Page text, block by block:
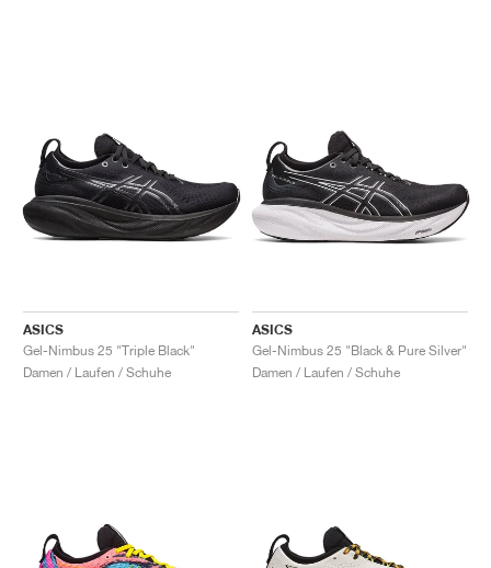
ASICS
Gel-Nimbus 25 "Triple Black"
Damen / Laufen / Schuhe
ASICS
Gel-Nimbus 25 "Black & Pure Silver"
Damen / Laufen / Schuhe